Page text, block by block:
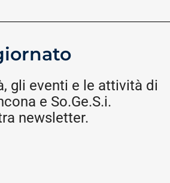
gli eventi e le attività di
e So.Ge.S.i.
newsletter.